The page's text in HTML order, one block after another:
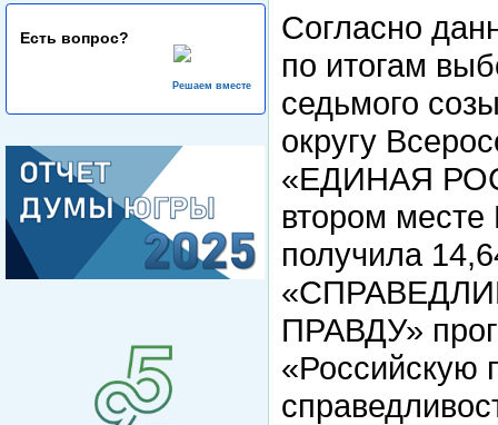
Есть вопрос?
Решаем вместе
Согласно
по итогам
седьмого
округу
«ЕДИНАЯ
втором
получила
ПРАВДУ»
«Российскую